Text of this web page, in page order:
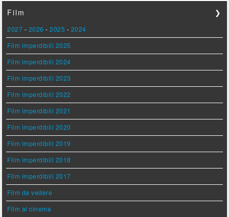
Film
❯
2027 - 2026 -2025 - 2024
Film imperdibili 2025
Film imperdibili 2024
Film imperdibili 2023
Film imperdibili 2022
Film imperdibili 2021
Film imperdibili 2020
Film imperdibili 2019
Film imperdibili 2018
Film imperdibili 2017
Film da vedere
Film al cinema